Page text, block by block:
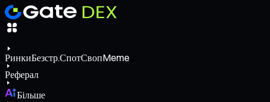
РинкиБезстр.СпотСвопMeme
Реферал
Більше